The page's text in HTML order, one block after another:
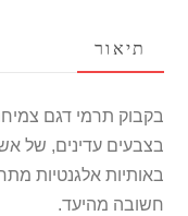
תיאור
בקבוק תרמי דגם
בצבעים עדינים, של
באותיות אלגנטיות
חשובה מהיעד.